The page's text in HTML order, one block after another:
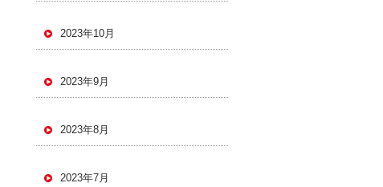
2023年10月
2023年9月
2023年8月
2023年7月